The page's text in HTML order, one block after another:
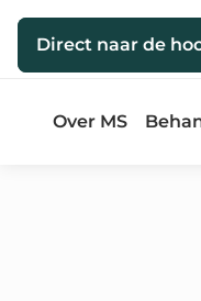
Direct naar de
Direct naar de
Over MS